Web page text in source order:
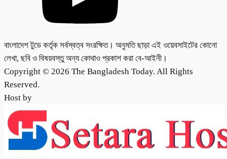
বাংলাদেশ টুডে কর্তৃক সর্বস্বত্ব সংরক্ষিত। অনুমতি ছাড়া এই ওয়েবসাইটের কোনো
লেখা, ছবি ও বিষয়বস্তু অন্য কোথাও প্রকাশ করা বে-আইনী।
Copyright © 2026 The Bangladesh Today. All Rights
Reserved.
Host by